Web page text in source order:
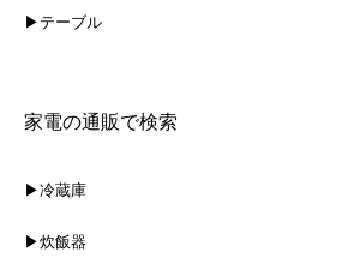
▶テーブル
家電の通販で検索
▶冷蔵庫
▶炊飯器